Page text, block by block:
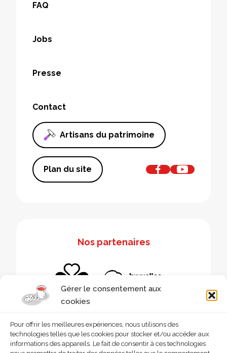
Gérer le consentement aux
cookies
Pour offrir les meilleures expériences, nous utilisons des
technologies telles que les cookies pour stocker et/ou accéder aux
informations des appareils. Le fait de consentir à ces technologies
FAQ
Jobs
Presse
Contact
Artisans du patrimoine
Plan du site
Nos partenaires